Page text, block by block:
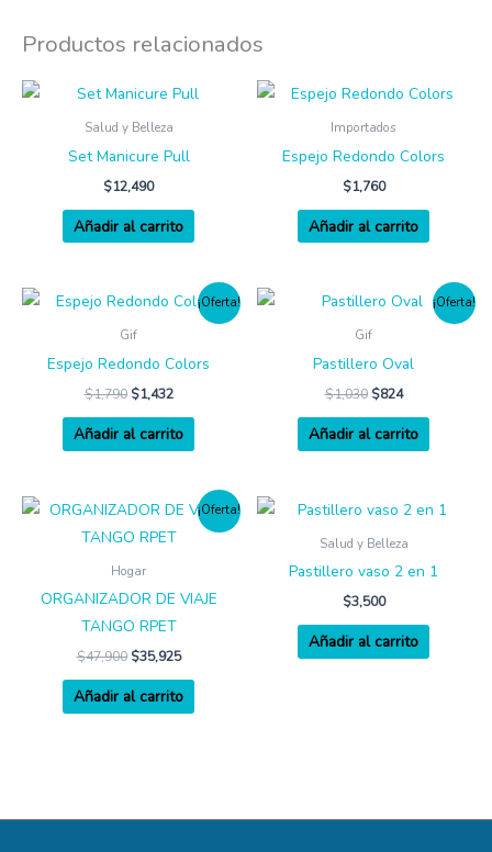
Productos relacionados
Salud y Belleza
Set Manicure Pull
$12,490
Añadir al carrito
Importados
Espejo Redondo Colors
$1,760
Añadir al carrito
¡Oferta!
Gif
Espejo Redondo Colors
$1,790 $1,432
Añadir al carrito
¡Oferta!
Gif
Pastillero Oval
$1,030 $824
Añadir al carrito
¡Oferta!
Hogar
ORGANIZADOR DE VIAJE
TANGO RPET
$47,900 $35,925
Añadir al carrito
Salud y Belleza
Pastillero vaso 2 en 1
$3,500
Añadir al carrito